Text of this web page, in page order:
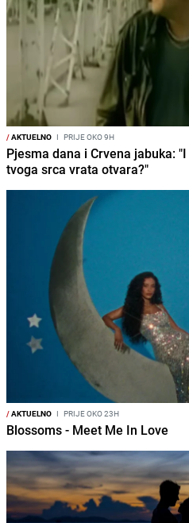
/AKTUELNO I PRIJE OKO 9H
Pjesma dana i Crvena jabuka:
tvoga srca vrata otvara?"
/AKTUELNO I PRIJE OKO 23H
Blossoms - Meet Me In Love